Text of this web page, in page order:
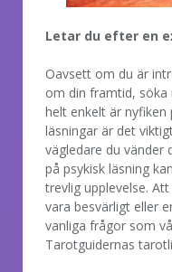
Letar du efter en
Oavsett om du är
om din framtid, söka
helt enkelt är nyfiken
läsningar är det
vägledare du vänder
på psykisk läsning
trevlig upplevelse.
vara besvärligt eller
vanliga frågor som
Tarotguidernas